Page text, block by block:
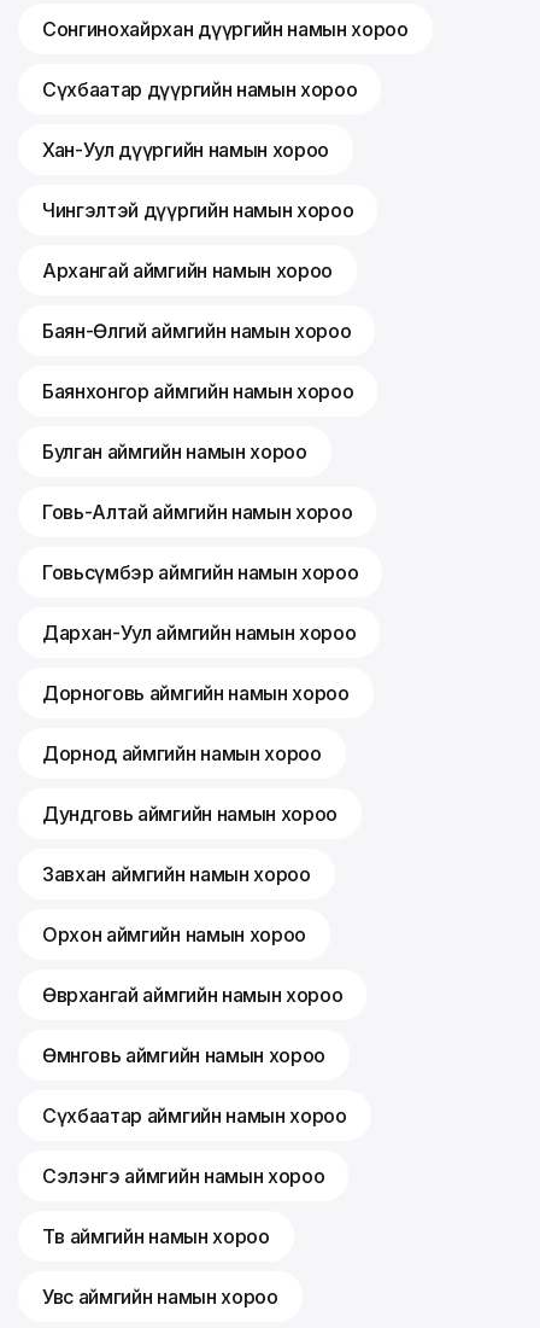
Сонгинохайрхан дүүргийн намын хороо
Сүхбаатар дүүргийн намын хороо
Хан-Уул дүүргийн намын хороо
Чингэлтэй дүүргийн намын хороо
Архангай аймгийн намын хороо
Баян-Өлгий аймгийн намын хороо
Баянхонгор аймгийн намын хороо
Булган аймгийн намын хороо
Говь-Алтай аймгийн намын хороо
Говьсүмбэр аймгийн намын хороо
Дархан-Уул аймгийн намын хороо
Дорноговь аймгийн намын хороо
Дорнод аймгийн намын хороо
Дундговь аймгийн намын хороо
Завхан аймгийн намын хороо
Орхон аймгийн намын хороо
Өвөрхангай аймгийн намын хороо
Өмнөговь аймгийн намын хороо
Сүхбаатар аймгийн намын хороо
Сэлэнгэ аймгийн намын хороо
Төв аймгийн намын хороо
Увс аймгийн намын хороо